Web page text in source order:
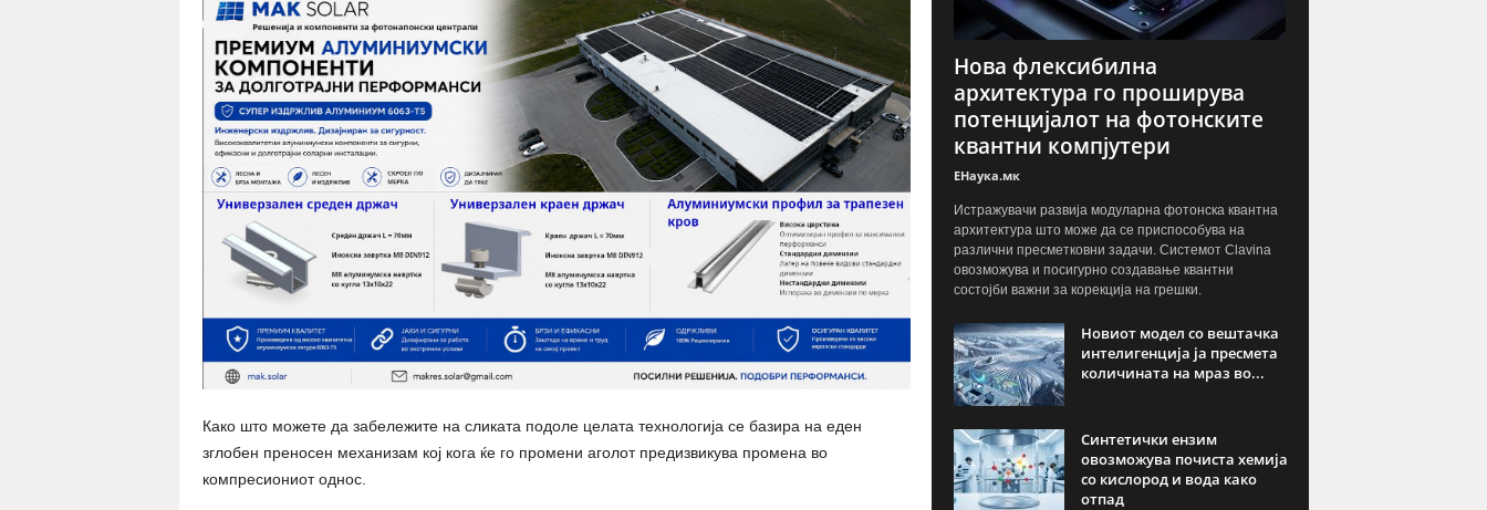
Како што можете да забележите на сликата подоле целата технологија се базира на еден
зглобен преносен механизам кој кога ќе го промени аголот предизвикува промена во
компресиониот однос.
Нова флексибилна
архитектура го проширува
потенцијалот на фотонските
квантни компјутери
ЕНаука.мк
Истражувачи развија модуларна фотонска квантна
архитектура што може да се приспособува на
различни пресметковни задачи. Системот Clavina
овозможува и посигурно создавање квантни
состојби важни за корекција на грешки.
Новиот модел со вештачка
интелигенција ја пресмета
количината на мраз во...
Синтетички ензим
овозможува почиста хемија
со кислород и вода како
отпад